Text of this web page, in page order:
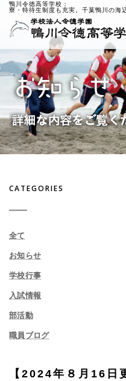
鴨川令徳高等学校：
寮・特待生制度も充実。千葉鴨川の海
CATEGORIES
全て
お知らせ
学校行事
入試情報
部活動
職員ブログ
【2024年８月16日